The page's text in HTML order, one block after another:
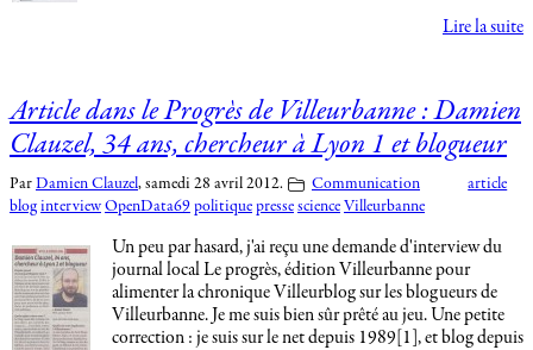
Lire la suite
Article dans le Progrès de Villeurbanne : Damien
Clauzel, 34 ans, chercheur à Lyon 1 et blogueur
Par Damien Clauzel, samedi 28 avril 2012. Communication
article
blog interview OpenData69 politique presse science Villeurbanne
Un peu par hasard, j'ai reçu une demande d'interview du
journal local Le progrès, édition Villeurbanne pour
alimenter la chronique Villeurblog sur les blogueurs de
Villeurbanne. Je me suis bien sûr prêté au jeu. Une petite
correction : je suis sur le net depuis 1989[1], et blog depuis